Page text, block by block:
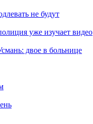
не будут
уже изучает видео
двое в больнице